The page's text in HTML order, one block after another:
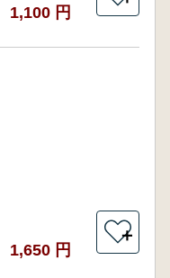
1,100 円
1,650 円
＋